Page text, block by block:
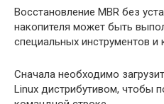
Восстановление MBR без
накопителя может быть
специальных инструментов и
Сначала необходимо
Linux дистрибутивом, чтобы